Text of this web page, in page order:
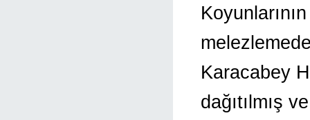
Karacabey
dağıtılmış